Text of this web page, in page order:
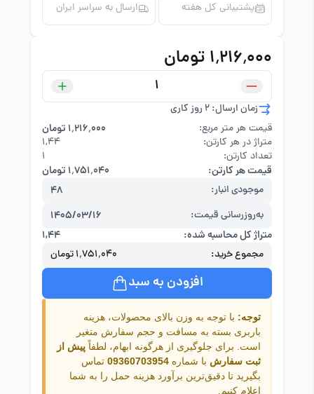
پشتیبانی کل هفته ارسال به سراسر ایران
۱٬۲۱۶٬۰۰۰ تومان
زمان ارسال: 2 روز کاری
قیمت هر متر مربع:
۱٬۲۱۶٬۰۰۰ تومان
متراژ در هر کارتن:
۱,۴۴
تعداد کارتن:
1
قیمت هر کارتن: ۱٬۷۵۱٬۰۴۰ تومان
موجودی انبار: 48
به‌روزرسانی قیمت:
1405/03/16
متراژ کل محاسبه شده:
۱,۴۴
مجموع خرید: ۱٬۷۵۱٬۰۴۰ تومان
افزودن به سبد
توجه: با توجه به وزن بالای محصولات، هزینه
باربری بسته به مسافت و حجم سفارش متغیر
است. برای جلوگیری از هرگونه ابهام، لطفاً پیش از
ثبت سفارش با شماره 09360703954 تماس
بگیرید تا دقیق‌ترین برآورد هزینه حمل را به شما
اعلام کنیم.